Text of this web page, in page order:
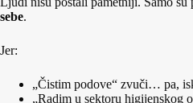
sebe.
Jer:
„Čistim podove“ zvuči… pa,
„Radim u sektoru higijenskog